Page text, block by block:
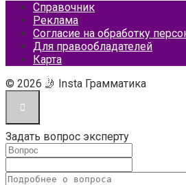
Справочник
Реклама
Согласие на обработку
Для правообладателей
Карта
© 2026 🤳 Insta Грамматика
Задать вопрос эксперту